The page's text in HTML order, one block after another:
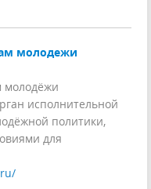
молодежи
молодёжи
исполнительной
политики,
для